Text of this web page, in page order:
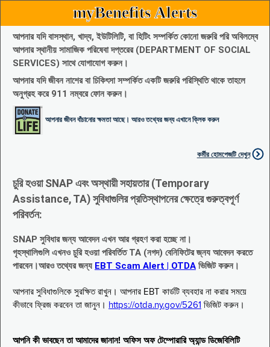
myBenefits Alerts
আপনার যদি বাসস্থান, খাদ্য, ইউটিলিটি, বা হিটিং সম্পর্কিত কোনো জরুরি পরি অবিলম্বে
আপনার স্থানীয় সামাজিক পরিষেবা দপ্তরের (DEPARTMENT OF SOCIAL
SERVICES) সাথে যোগাযোগ করুন।
আপনার যদি জীবন নাশের বা চিকিৎসা সম্পর্কিত একটি জরুরি পরিস্থিতি থাকে তাহলে
অনুগ্রহ করে 911 নম্বরে ফোন করুন।
আপনার জীবন বাঁচানোর ক্ষমতা আছে। আরও তথ্যের জন্য এখানে ক্লিক করুন
কর্মীর হোমপেজটি দেখুন
চুরি হওয়া SNAP এবং অস্থায়ী সহায়তার (Temporary
Assistance, TA) সুবিধাগুলির প্রতিস্থাপনের ক্ষেত্রে গুরুত্বপূর্ণ
পরিবর্তন:
SNAP সুবিধার জন্য আবেদন এখন আর গ্রহণ করা হচ্ছে না।
গৃহস্থালিগুলি এখনও চুরি হওয়া পরিবর্তিত TA (নগদ) বেনিফিটের জ্নয আবেদন করতে
পারবেন।আরও তথ্যের জন্য EBT Scam Alert | OTDA ভিজিট করুন।
আপনার সুবিধাগুলিকে সুরক্ষিত রাখুন। আপনার EBT কার্ডটি ব্যবহার না করার সময়ে
কীভাবে ফ্রিজ করবেন তা জানুন। https://otda.ny.gov/5261 ভিজিট করুন।
আপনি কী ভাবছেন তা আমাদের জানান! অফিস অফ টেম্পোরারি অ্যান্ড ডিজেবিলিটি